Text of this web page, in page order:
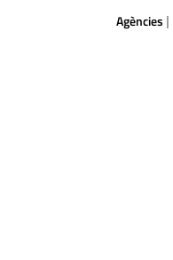
Agències |